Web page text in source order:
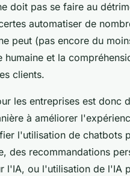
doit pas se faire au
automatiser de
peut (pas encore du
humaine et la
clients.
les entreprises est donc
à améliorer
l'utilisation de chatbots
des recommandations
l'IA, ou l'utilisation de l'IA